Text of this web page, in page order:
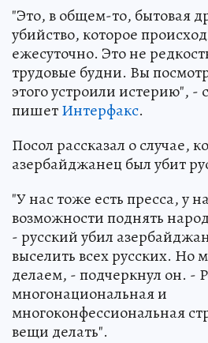
"Это, в общем-то, бытовая
убийство, которое
ежесуточно. Это не
трудовые будни. Вы
этого устроили истерию", -
пишетИнтерфакс.
Посол рассказал о случае,
азербайджанец был убит
"У нас тоже есть пресса, у
возможности поднять
- русский убил
выселить всех русских. Но
делаем, - подчеркнул он. -
многонациональная и
многоконфессиональная
вещи делать".